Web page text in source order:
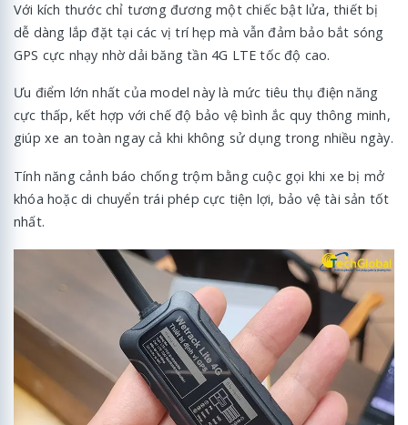
Với kích thước chỉ tương đương một chiếc bật lửa, thiết bị
dễ dàng lắp đặt tại các vị trí hẹp mà vẫn đảm bảo bắt sóng
GPS cực nhạy nhờ dải băng tần 4G LTE tốc độ cao.
Ưu điểm lớn nhất của model này là mức tiêu thụ điện năng
cực thấp, kết hợp với chế độ bảo vệ bình ắc quy thông minh,
giúp xe an toàn ngay cả khi không sử dụng trong nhiều ngày.
Tính năng cảnh báo chống trộm bằng cuộc gọi khi xe bị mở
khóa hoặc di chuyển trái phép cực tiện lợi, bảo vệ tài sản tốt
nhất.